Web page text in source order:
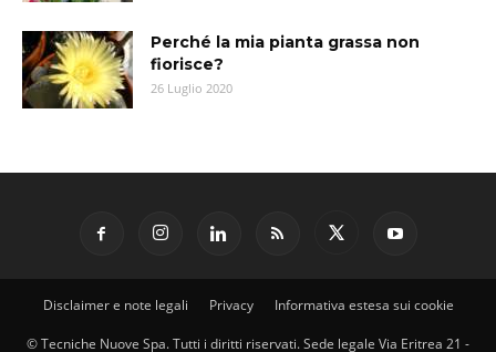
Perché la mia pianta grassa non
fiorisce?
26 Luglio 2020
Disclaimer e note legali Privacy Informativa estesa sui cookie
© Tecniche Nuove Spa. Tutti i diritti riservati. Sede legale Via Eritrea 21 -